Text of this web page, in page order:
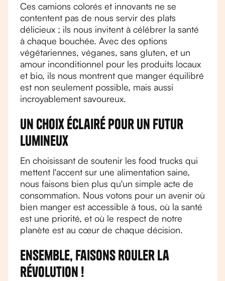
Ces camions colorés et innovants ne se
contentent pas de nous servir des plats
délicieux ; ils nous invitent à célébrer la santé
à chaque bouchée. Avec des options
végétariennes, véganes, sans gluten, et un
amour inconditionnel pour les produits locaux
et bio, ils nous montrent que manger équilibré
est non seulement possible, mais aussi
incroyablement savoureux.
Un choix éclairé pour un futur
lumineux
En choisissant de soutenir les food trucks qui
mettent l'accent sur une alimentation saine,
nous faisons bien plus qu'un simple acte de
consommation. Nous votons pour un avenir où
bien manger est accessible à tous, où la santé
est une priorité, et où le respect de notre
planète est au cœur de chaque décision.
Ensemble, faisons rouler la
révolution !